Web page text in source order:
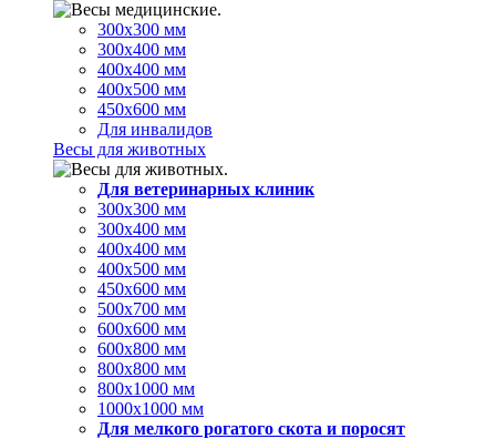
300х300 мм
300х400 мм
400х400 мм
400х500 мм
450х600 мм
Для инвалидов
Весы для животных
Для ветеринарных клиник
300х300 мм
300х400 мм
400х400 мм
400х500 мм
450х600 мм
500х700 мм
600х600 мм
600х800 мм
800х800 мм
800х1000 мм
1000х1000 мм
Для мелкого рогатого скота и поросят